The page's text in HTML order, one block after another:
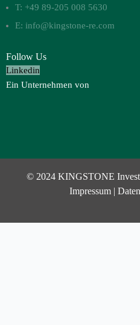
T: +49 89-205 008 5630
E: info@kingstone-re.com
Follow Us
Linkedin
Ein Unternehmen von
© 2024 KINGSTONE
Impressum |